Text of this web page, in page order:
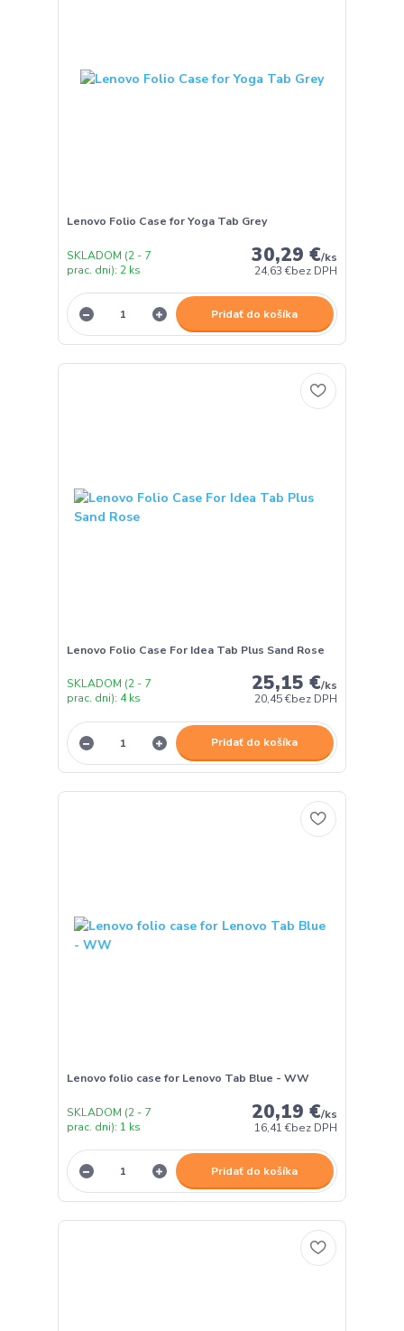
Lenovo Folio Case for Yoga Tab Grey
30,29 €/ks
24,63 €bez DPH
SKLADOM (2 - 7
prac. dni): 2 ks
Pridať do košíka
Lenovo Folio Case For Idea Tab Plus Sand Rose
25,15 €/ks
20,45 €bez DPH
SKLADOM (2 - 7
prac. dni): 4 ks
Pridať do košíka
Lenovo folio case for Lenovo Tab Blue - WW
20,19 €/ks
16,41 €bez DPH
SKLADOM (2 - 7
prac. dni): 1 ks
Pridať do košíka